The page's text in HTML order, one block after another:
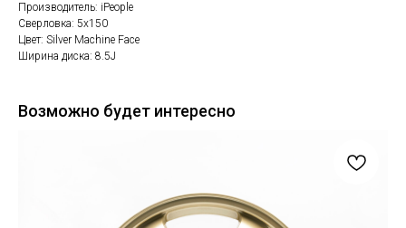
Производитель: iPeople
Сверловка: 5х150
Цвет: Silver Machine Face
Ширина диска: 8.5J
Возможно будет интересно